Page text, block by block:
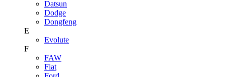
Datsun
Dodge
Dongfeng
E
Evolute
F
FAW
Fiat